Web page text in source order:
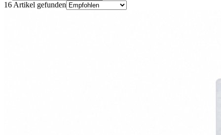
16 Artikel gefunden